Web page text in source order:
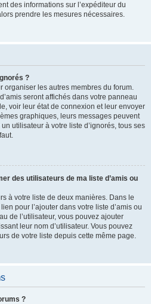
des informations sur l’expéditeur du
prendre les mesures nécessaires.
?
organiser les autres membres du forum.
seront affichés dans votre panneau
voir leur état de connexion et leur envoyer
graphiques, leurs messages peuvent
utilisateur à votre liste d’ignorés, tous ses
des utilisateurs de ma liste d’amis ou
à votre liste de deux manières. Dans le
pour l’ajouter dans votre liste d’amis ou
de l’utilisateur, vous pouvez ajouter
leur nom d’utilisateur. Vous pouvez
de votre liste depuis cette même page.
?